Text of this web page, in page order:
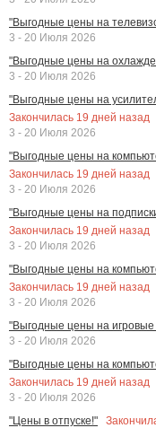
"Выгодные цены на
3 - 20 Июля 2026
"Выгодные цены на
3 - 20 Июля 2026
"Выгодные цены на
Закончилась 19 дней назад
3 - 20 Июля 2026
"Выгодные цены на
Закончилась 19 дней назад
3 - 20 Июля 2026
"Выгодные цены на
Закончилась 19 дней назад
3 - 20 Июля 2026
"Выгодные цены на
Закончилась 19 дней назад
3 - 20 Июля 2026
"Выгодные цены на игровые
3 - 20 Июля 2026
"Выгодные цены на
Закончилась 19 дней назад
3 - 20 Июля 2026
"Цены в отпуске!"